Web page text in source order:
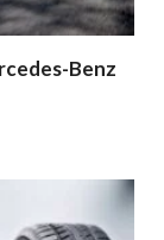
Benz